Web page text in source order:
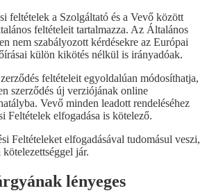
feltételek a Szolgáltató és a Vevő között
feltételeit tartalmazza. Az Általános
nem szabályozott kérdésekre az Európai
külön kikötés nélkül is irányadóak.
feltételeit egyoldalúan módosíthatja,
szerződés új verziójának online
Vevő minden leadott rendeléséhez
Feltételek elfogadása is kötelező.
Feltételeket elfogadásával tudomásul veszi,
jár.
lényeges